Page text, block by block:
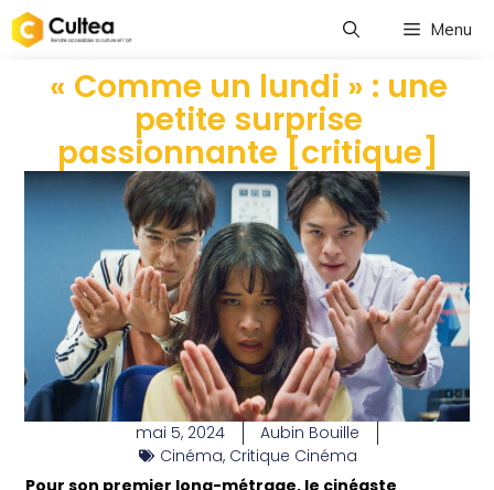
Menu
« Comme un lundi » : une
petite surprise
passionnante [critique]
mai 5, 2024
Aubin Bouille
Cinéma, Critique Cinéma
Pour son premier long-métrage, le cinéaste